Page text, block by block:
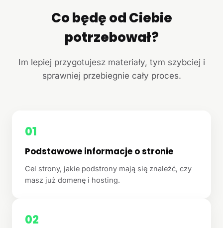
Co będę od Ciebie
potrzebował?
Im lepiej przygotujesz materiały, tym szybciej i
sprawniej przebiegnie cały proces.
01
Podstawowe informacje o stronie
Cel strony, jakie podstrony mają się znaleźć, czy
masz już domenę i hosting.
02